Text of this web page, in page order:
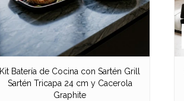
Kit Batería de Cocina con Sartén Grill
Sartén Tricapa 24 cm y Cacerola
Graphite